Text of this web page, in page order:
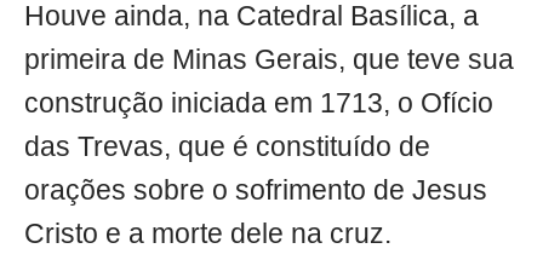
Houve ainda, na Catedral Basílica, a
primeira de Minas Gerais, que teve sua
construção iniciada em 1713, o Ofício
das Trevas, que é constituído de
orações sobre o sofrimento de Jesus
Cristo e a morte dele na cruz.